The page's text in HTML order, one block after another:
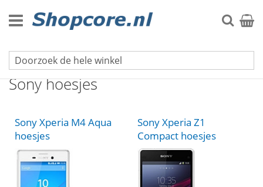
naar
de
Zoek
Telefoonhoesjes
Sony hoesjes
Sony Xperia M4 Aqua
hoesjes
Sony Xperia Z1
Compact hoesjes